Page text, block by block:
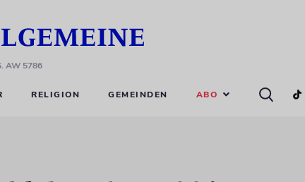
AW 5786
RELIGION GEMEINDEN ABO